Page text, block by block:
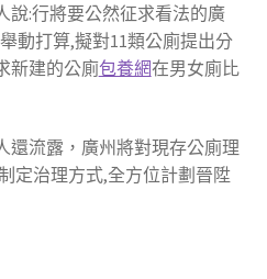
說:行將要公然征求看法的廣
動打算,擬對11類公廁提出分
新建的公廁包養網在男女廁比
還流露，廣州將對現存公廁理
定治理方式,全方位計劃晉陞